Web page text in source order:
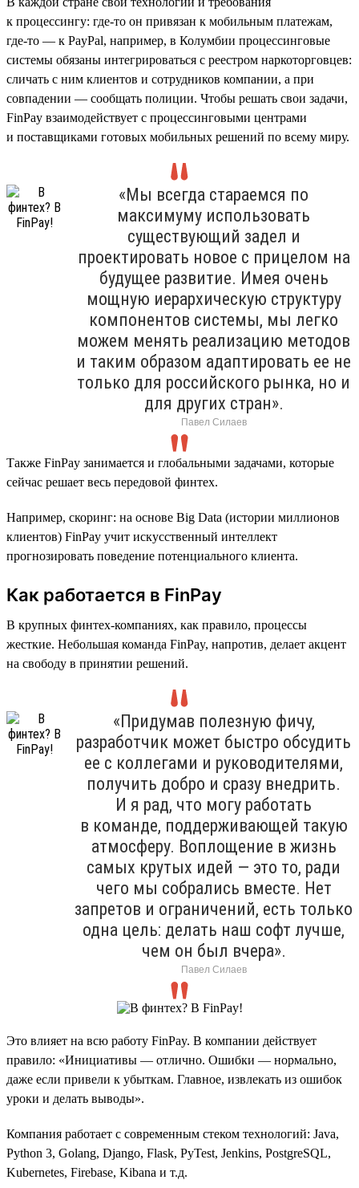
к процессингу: где-то он привязан к мобильным платежам,
где-то — к PayPal, например, в Колумбии процессинговые
системы обязаны интегрироваться с реестром наркоторговцев:
сличать с ним клиентов и сотрудников компании, а при
совпадении — сообщать полиции. Чтобы решать свои задачи,
FinPay взаимодействует с процессинговыми центрами
и поставщиками готовых мобильных решений по всему миру.
«Мы всегда стараемся по
максимуму использовать
существующий задел и
проектировать новое с прицелом на
будущее развитие. Имея очень
мощную иерархическую структуру
компонентов системы, мы легко
можем менять реализацию методов
и таким образом адаптировать ее не
только для российского рынка, но и
для других стран».
Павел Силаев
Также FinPay занимается и глобальными задачами, которые
сейчас решает весь передовой финтех.
Например, скоринг: на основе Big Data (истории миллионов
клиентов) FinPay учит искусственный интеллект
прогнозировать поведение потенциального клиента.
Как работается в FinPay
В крупных финтех-компаниях, как правило, процессы
жесткие. Небольшая команда FinPay, напротив, делает акцент
на свободу в принятии решений.
«Придумав полезную фичу,
разработчик может быстро обсудить
ее с коллегами и руководителями,
получить добро и сразу внедрить.
И я рад, что могу работать
в команде, поддерживающей такую
атмосферу. Воплощение в жизнь
самых крутых идей — это то, ради
чего мы собрались вместе. Нет
запретов и ограничений, есть только
одна цель: делать наш софт лучше,
чем он был вчера».
Павел Силаев
Это влияет на всю работу FinPay. В компании действует
правило: «Инициативы — отлично. Ошибки — нормально,
даже если привели к убыткам. Главное, извлекать из ошибок
уроки и делать выводы».
Компания работает с современным стеком технологий: Java,
Python 3, Golang, Django, Flask, PyTest, Jenkins, PostgreSQL,
Kubernetes, Firebase, Kibana и т.д.